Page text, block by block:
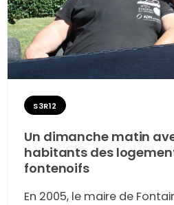
S3R12
Un dimanche matin
habitants des
fontenoifs
En 2005, le maire de